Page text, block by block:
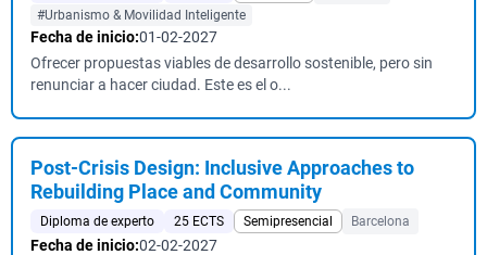
#Urbanismo & Movilidad Inteligente
Fecha de inicio:01-02-2027
Ofrecer propuestas viables de desarrollo sostenible, pero sin
renunciar a hacer ciudad. Este es el o...
Post-Crisis Design: Inclusive Approaches to
Rebuilding Place and Community
Diploma de experto 25 ECTS Semipresencial Barcelona
Fecha de inicio:02-02-2027